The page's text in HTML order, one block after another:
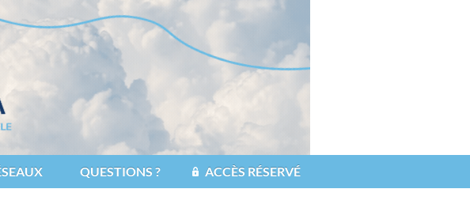
QUESTIONS ? ACCÈS RÉSERVÉ